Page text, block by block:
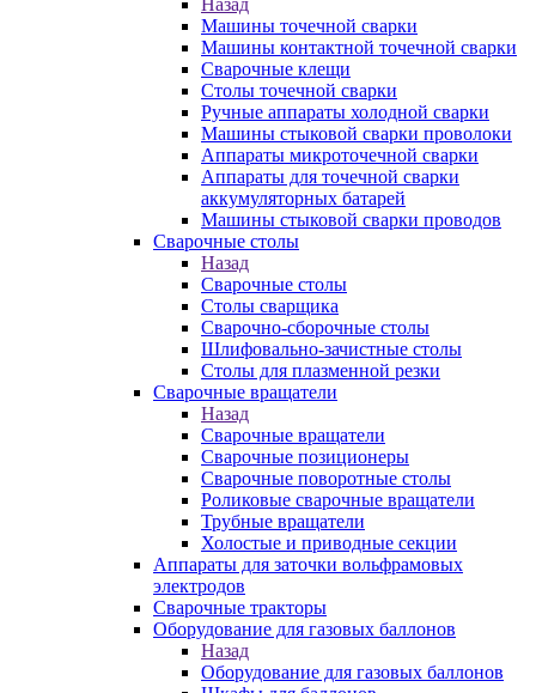
Назад
Машины точечной сварки
Машины контактной точечной сварки
Сварочные клещи
Столы точечной сварки
Ручные аппараты холодной сварки
Машины стыковой сварки проволоки
Аппараты микроточечной сварки
Аппараты для точечной сварки
аккумуляторных батарей
Машины стыковой сварки проводов
Сварочные столы
Назад
Сварочные столы
Столы сварщика
Сварочно-сборочные столы
Шлифовально-зачистные столы
Столы для плазменной резки
Сварочные вращатели
Назад
Сварочные вращатели
Сварочные позиционеры
Сварочные поворотные столы
Роликовые сварочные вращатели
Трубные вращатели
Холостые и приводные секции
Аппараты для заточки вольфрамовых
электродов
Сварочные тракторы
Оборудование для газовых баллонов
Назад
Оборудование для газовых баллонов